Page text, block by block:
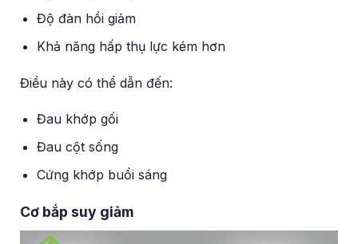
Độ đàn hồi giảm
Khả năng hấp thụ lực kém hơn
Điều này có thể dẫn đến:
Đau khớp gối
Đau cột sống
Cứng khớp buổi sáng
Cơ bắp suy giảm